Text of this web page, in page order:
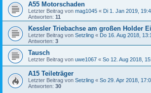
A55 Motorschaden
Letzter Beitrag von mag1045 « Di 1. Jan 2019,
Antworten: 11
Kessler Triebachse am großen Holder
Letzter Beitrag von Setzling « Do 16. Aug 2018,
Antworten: 3
Tausch
Letzter Beitrag von uwe1067 « So 12. Aug 2018,
A15 Teileträger
Letzter Beitrag von Setzling « So 29. Apr 2018,
Antworten: 30